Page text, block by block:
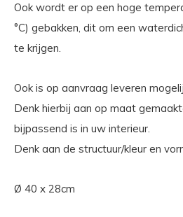
Ook wordt er op een hoge
°C) gebakken, dit om een
te krijgen.
Ook is op aanvraag leveren
Denk hierbij aan op maat
bijpassend is in uw interieur.
Denk aan de structuur/kleur en
Ø 40 x 28cm